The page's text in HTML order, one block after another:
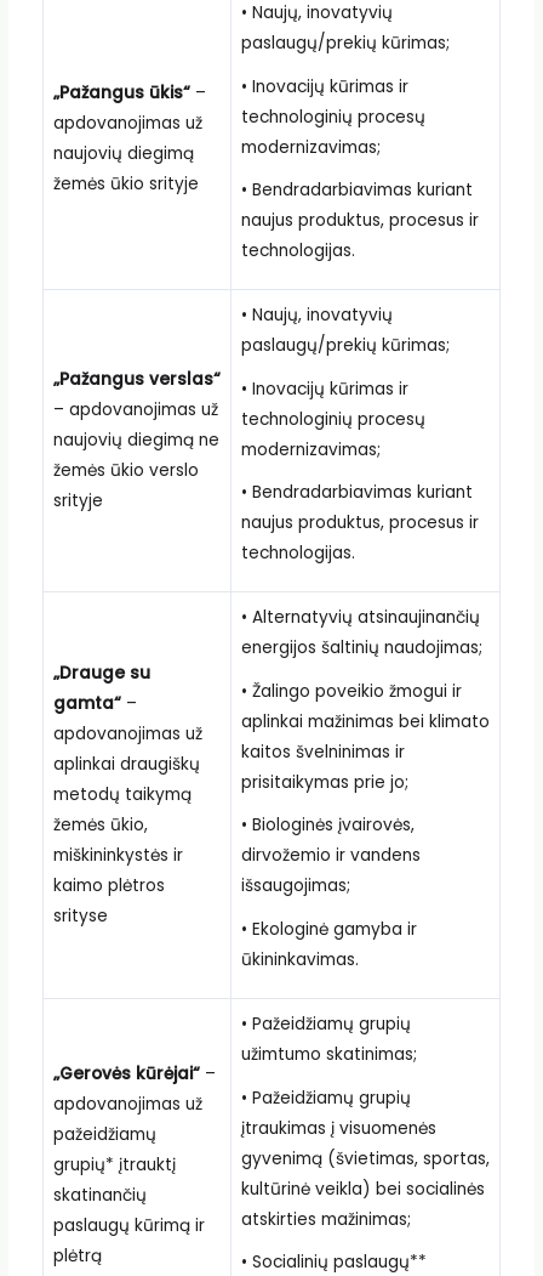
„Pažangus ūkis“–
apdovanojimas už
naujovių diegimą
žemės ūkio srityje
• Naujų, inovatyvių
paslaugų/prekių kūrimas;
• Inovacijų kūrimas ir
technologinių procesų
modernizavimas;
• Bendradarbiavimas kuriant
naujus produktus, procesus ir
technologijas.
„Pažangus verslas“
– apdovanojimas už
naujovių diegimą ne
žemės ūkio verslo
srityje
• Naujų, inovatyvių
paslaugų/prekių kūrimas;
• Inovacijų kūrimas ir
technologinių procesų
modernizavimas;
• Bendradarbiavimas kuriant
naujus produktus, procesus ir
technologijas.
„Drauge su
gamta“–
apdovanojimas už
aplinkai draugiškų
metodų taikymą
žemės ūkio,
miškininkystės ir
kaimo plėtros
srityse
• Alternatyvių atsinaujinančių
energijos šaltinių naudojimas;
• Žalingo poveikio žmogui ir
aplinkai mažinimas bei klimato
kaitos švelninimas ir
prisitaikymas prie jo;
• Biologinės įvairovės,
dirvožemio ir vandens
išsaugojimas;
• Ekologinė gamyba ir
ūkininkavimas.
„Gerovės kūrėjai“–
apdovanojimas už
pažeidžiamų
grupių* įtrauktį
skatinančių
paslaugų kūrimą ir
plėtrą
• Pažeidžiamų grupių
užimtumo skatinimas;
• Pažeidžiamų grupių
įtraukimas į visuomenės
gyvenimą (švietimas, sportas,
kultūrinė veikla) bei socialinės
atskirties mažinimas;
• Socialinių paslaugų**